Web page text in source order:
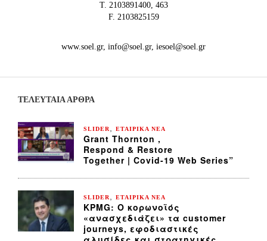
Τ. 2103891400, 463
F. 2103825159
www.soel.gr, info@soel.gr, iesoel@soel.gr
ΤΕΛΕΥΤΑΙΑ ΆΡΘΡΑ
SLIDER ΕΤΑΙΡΙΚΑ ΝΕΑ
Grant Thornton ,
Respond & Restore
Together | Covid-19 Web Series”
SLIDER ΕΤΑΙΡΙΚΑ ΝΕΑ
KPMG: Ο κορωνοϊός
«ανασχεδιάζει» τα customer
journeys, εφοδιαστικές